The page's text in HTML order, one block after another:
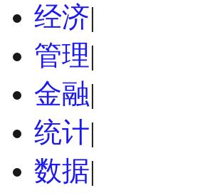
经济|
管理|
金融|
统计|
数据|